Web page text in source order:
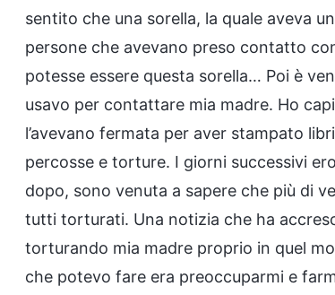
sentito che una sorella, la quale aveva
persone che avevano preso contatto
potesse essere questa sorella… Poi è
usavo per contattare mia madre. Ho
l’avevano fermata per aver stampato
percosse e torture. I giorni successivi
dopo, sono venuta a sapere che più di
tutti torturati. Una notizia che ha
torturando mia madre proprio in quel
che potevo fare era preoccuparmi e